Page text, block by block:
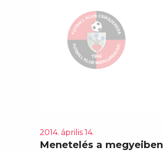
2014. április 14.
Menetelés a megyeiben